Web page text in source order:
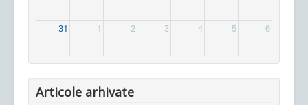
31 1 2 3 4 5 6
Articole arhivate